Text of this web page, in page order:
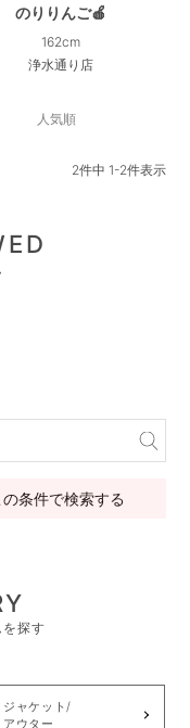
のりりんご🍎
162cm
浄水通り店
人気順
2件中 1-2件表示
の条件で検索する
探す
ジャケット/
アウター